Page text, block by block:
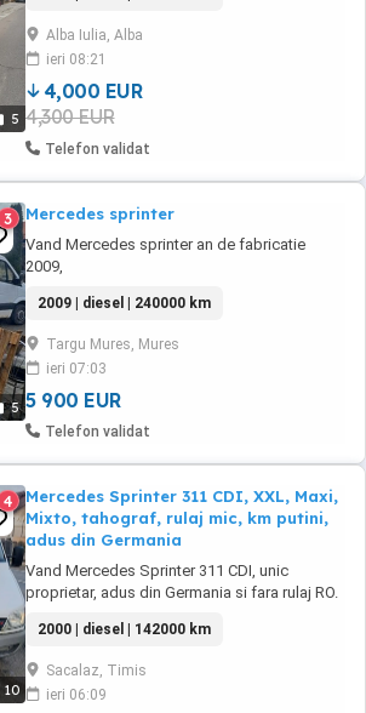
5
Alba Iulia, Alba
ieri 08:21
4,000 EUR
4,300 EUR
Telefon validat
5
3 Mercedes sprinter
Vand Mercedes sprinter an de fabricatie
2009,
2009 | diesel | 240000 km
Targu Mures, Mures
ieri 07:03
5 900 EUR
Telefon validat
10
4
Mercedes Sprinter 311 CDI, XXL, Maxi,
Mixto, tahograf, rulaj mic, km putini,
adus din Germania
Vand Mercedes Sprinter 311 CDI, unic
proprietar, adus din Germania si fara rulaj RO.
a circulat doar intern intre halele de productie.
Tehnic ok, porneste la sfert de cheie chiar si
dupa stationari mai indelungate. Panoul
despartitor este montat dupa primul ...
2000 | diesel | 142000 km
Sacalaz, Timis
ieri 06:09